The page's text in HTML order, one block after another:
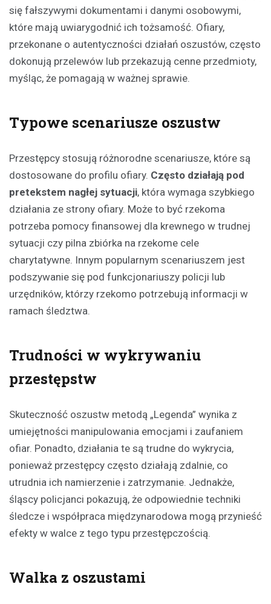
się fałszywymi dokumentami i danymi osobowymi,
które mają uwiarygodnić ich tożsamość. Ofiary,
przekonane o autentyczności działań oszustów, często
dokonują przelewów lub przekazują cenne przedmioty,
myśląc, że pomagają w ważnej sprawie.
Typowe scenariusze oszustw
Przestępcy stosują różnorodne scenariusze, które są
dostosowane do profilu ofiary. Często działają pod
pretekstem nagłej sytuacji, która wymaga szybkiego
działania ze strony ofiary. Może to być rzekoma
potrzeba pomocy finansowej dla krewnego w trudnej
sytuacji czy pilna zbiórka na rzekome cele
charytatywne. Innym popularnym scenariuszem jest
podszywanie się pod funkcjonariuszy policji lub
urzędników, którzy rzekomo potrzebują informacji w
ramach śledztwa.
Trudności w wykrywaniu
przestępstw
Skuteczność oszustw metodą „Legenda” wynika z
umiejętności manipulowania emocjami i zaufaniem
ofiar. Ponadto, działania te są trudne do wykrycia,
ponieważ przestępcy często działają zdalnie, co
utrudnia ich namierzenie i zatrzymanie. Jednakże,
śląscy policjanci pokazują, że odpowiednie techniki
śledcze i współpraca międzynarodowa mogą przynieść
efekty w walce z tego typu przestępczością.
Walka z oszustami